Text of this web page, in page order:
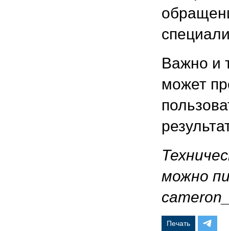
Важно и
может
можно
Печать